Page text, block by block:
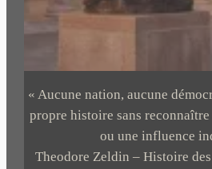
« Aucune nation, aucune
propre histoire sans reconnaître
ou une influence
Theodore Zeldin – Histoire